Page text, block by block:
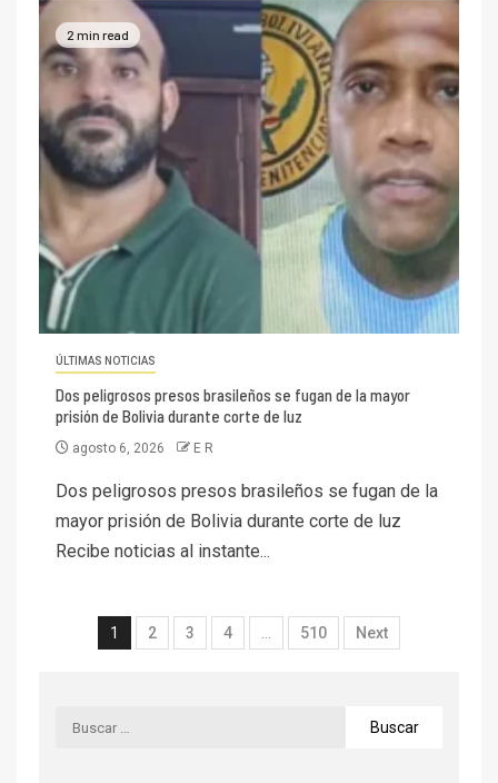
2 min read
ÚLTIMAS NOTICIAS
Dos peligrosos presos brasileños se fugan de la mayor
prisión de Bolivia durante corte de luz
agosto 6, 2026 E R
Dos peligrosos presos brasileños se fugan de la
mayor prisión de Bolivia durante corte de luz
Recibe noticias al instante...
1 2 3 4 … 510 Next